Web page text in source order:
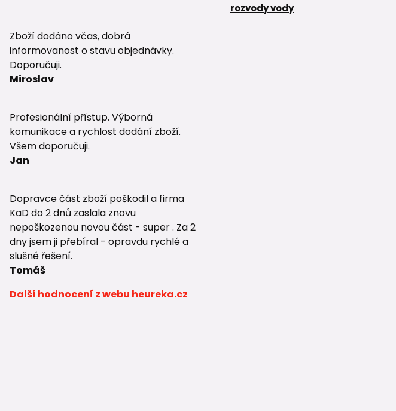
Zboží dodáno včas, dobrá
informovanost o stavu objednávky.
Doporučuji.
Miroslav
Profesionální přístup. Výborná
komunikace a rychlost dodání zboží.
Všem doporučuji.
Jan
Dopravce část zboží poškodil a firma
KaD do 2 dnů zaslala znovu
nepoškozenou novou část - super . Za 2
dny jsem ji přebíral - opravdu rychlé a
slušné řešení.
Tomáš
Další hodnocení z webu heureka.cz
rozvody vody